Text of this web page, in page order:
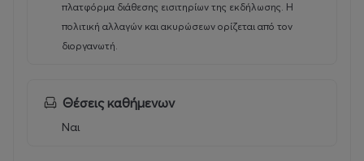
πλατφόρμα διάθεσης εισιτηρίων της εκδήλωσης. Η
πολιτική αλλαγών και ακυρώσεων ορίζεται από τον
διοργανωτή.
Θέσεις καθήμενων
Ναι